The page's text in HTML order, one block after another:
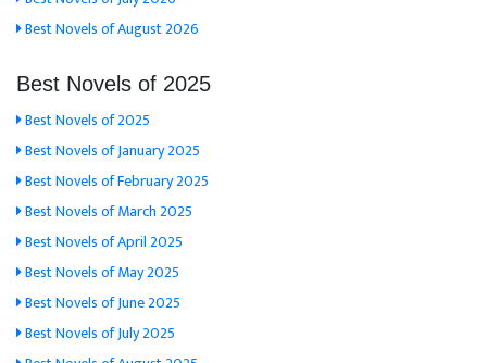
Best Novels of August 2026
Best Novels of 2025
Best Novels of 2025
Best Novels of January 2025
Best Novels of February 2025
Best Novels of March 2025
Best Novels of April 2025
Best Novels of May 2025
Best Novels of June 2025
Best Novels of July 2025